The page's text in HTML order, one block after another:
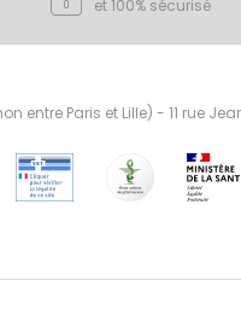
et 100% sécurisé
entre Paris et Lille) - 11 rue